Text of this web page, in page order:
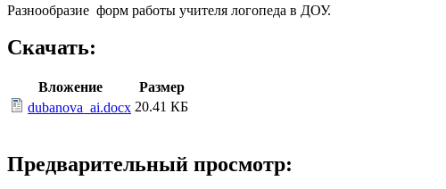
Разнообразие форм работы учителя логопеда в ДОУ.
Скачать:
Вложение
Размер
dubanova_ai.docx 20.41 КБ
Предварительный просмотр: